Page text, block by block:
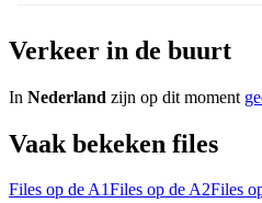
Verkeer in de buurt
In Nederland zijn op dit moment
Vaak bekeken files
Files op de A1Files op de A2Files